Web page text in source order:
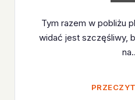
Tym razem w pobliżu
widać jest szczęśliwy,